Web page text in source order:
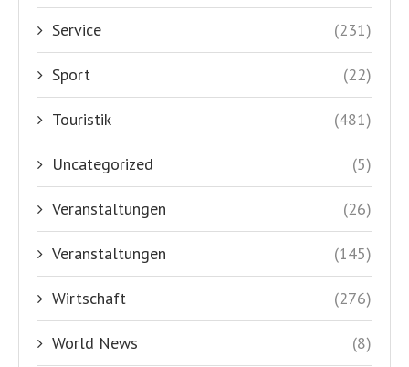
Service (231)
Sport (22)
Touristik (481)
Uncategorized (5)
Veranstaltungen (26)
Veranstaltungen (145)
Wirtschaft (276)
World News (8)